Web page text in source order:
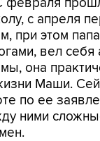
при этом
вел себя
она
Маши.
по ее
ними
время